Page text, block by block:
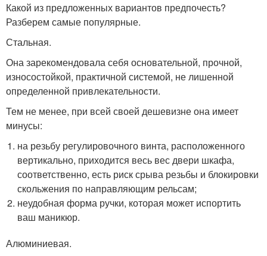
Какой из предложенных вариантов предпочесть?
Разберем самые популярные.
Стальная.
Она зарекомендовала себя основательной, прочной,
износостойкой, практичной системой, не лишенной
определенной привлекательности.
Тем не менее, при всей своей дешевизне она имеет
минусы:
на резьбу регулировочного винта, расположенного
вертикально, приходится весь вес двери шкафа,
соответственно, есть риск срыва резьбы и блокировки
скольжения по направляющим рельсам;
неудобная форма ручки, которая может испортить
ваш маникюр.
Алюминиевая.